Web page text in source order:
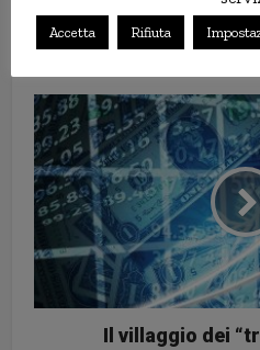
La “toccante”
in realtà ha un
Il villaggio dei
Accetta Rifiuta